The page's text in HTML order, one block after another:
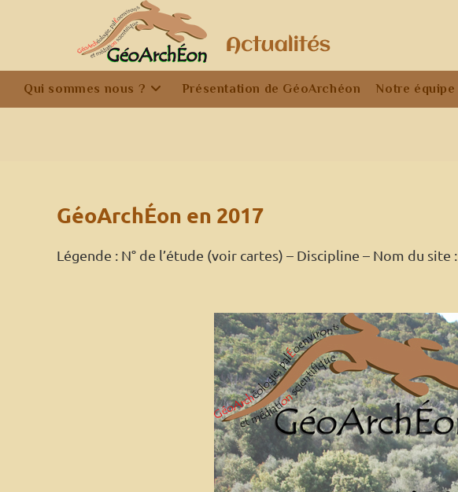
Qui sommes nous ? Présentation de GéoArchéon Notre équipe
GéoArchÉon en 2017
Légende : N° de l’étude (voir cartes) – Discipline – Nom du site :